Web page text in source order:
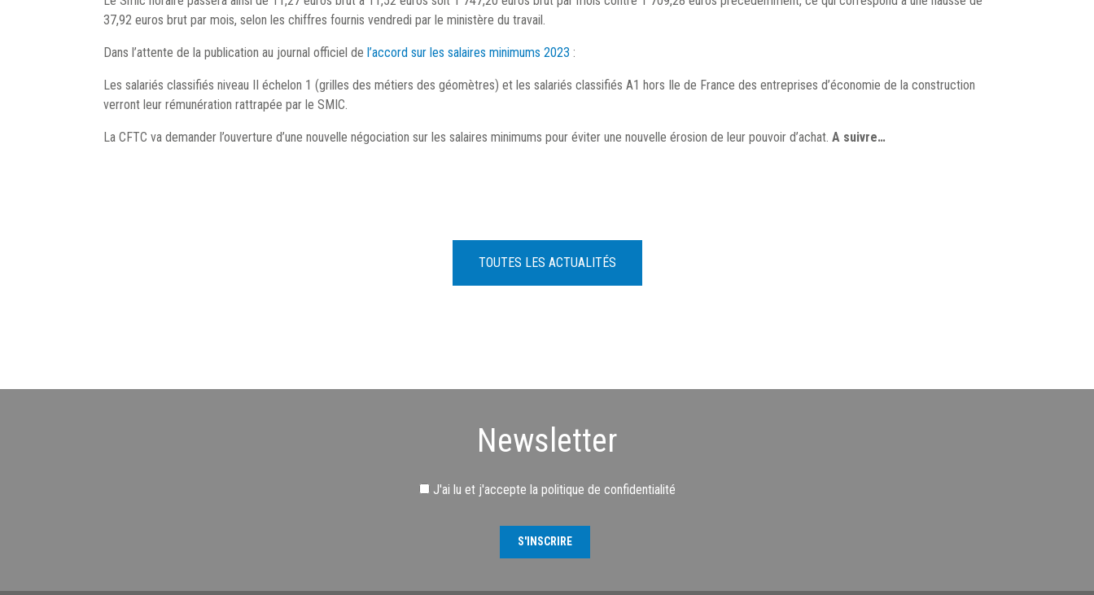
37,92 euros brut par mois, selon les chiffres fournis vendredi par le ministère du travail.
Dans l’attente de la publication au journal officiel de l’accord sur les salaires minimums 2023 :
Les salariés classifiés niveau II échelon 1 (grilles des métiers des géomètres) et les salariés classifiés A1 hors Ile de France des entreprises d’économie de la construction
verront leur rémunération rattrapée par le SMIC.
La CFTC va demander l’ouverture d’une nouvelle négociation sur les salaires minimums pour éviter une nouvelle érosion de leur pouvoir d’achat. A suivre…
TOUTES LES ACTUALITÉS
Newsletter
J'ai lu et j'accepte la politique de confidentialité